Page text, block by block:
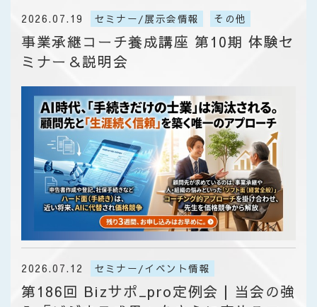
2026.07.19 セミナー/展示会情報 その他
事業承継コーチ養成講座 第10期 ​体験セ
ミナー＆説明会
2026.07.12 セミナー/イベント情報
第186回 Bizサポ_pro定例会 | 当会の強